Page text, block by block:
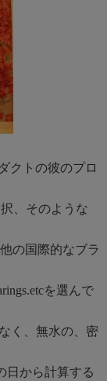
クトの彼のプロ
、そのような
の国際的なブラ
を選んで
く、無水の、密
日から計算する